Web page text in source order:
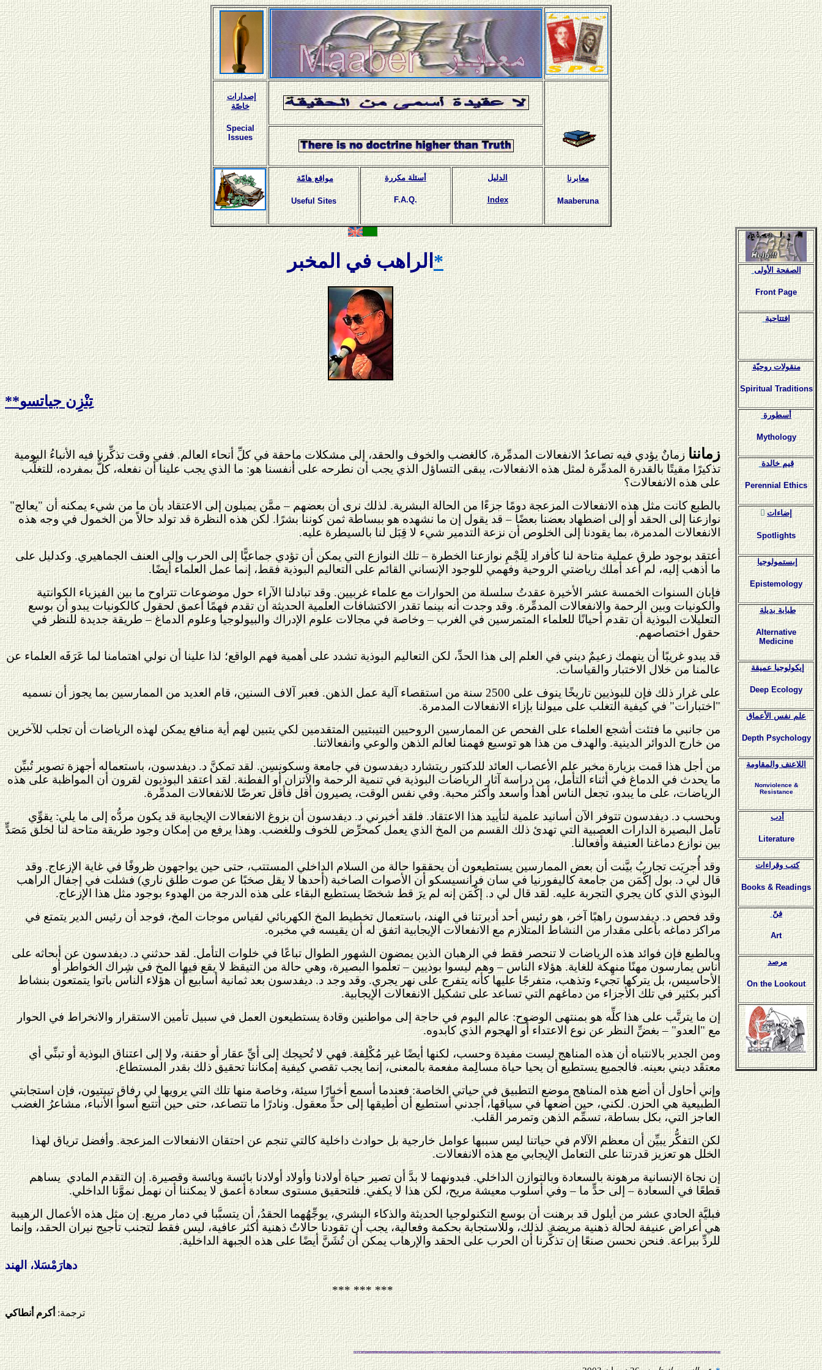
إصدارات
خاصّة
Special
Issues
مواقع هامّة
Useful Sites
أسئلة مكررة
F.A.Q.
الدليل
Index
معابرنا
Maaberuna
الراهب في المخبر*
تِنْزِن جياتسو**
زماننازمانٌ يؤدي فيه تصاعدُ الانفعالات المدمِّرة، كالغضب والخوف والحقد، إلى مشكلات ماحقة في كلِّ أنحاء العالم. ففي وقت تذكِّرنا فيه الأنباءُ اليومية
تذكيرًا مقيتًا بالقدرة المدمِّرة لمثل هذه الانفعالات، يبقى التساؤل الذي يجب أن نطرحه على أنفسنا هو: ما الذي يجب علينا أن نفعله، كلٌّ بمفرده، للتغلُّب
على هذه الانفعالات؟
بالطبع كانت مثل هذه الانفعالات المزعجة دومًا جزءًا من الحالة البشرية. لذلك نرى أن بعضهم – ممَّن يميلون إلى الاعتقاد بأن ما من شيء يمكنه أن "يعالج"
نوازعنا إلى الحقد أو إلى اضطهاد بعضنا بعضًا – قد يقول إن ما نشهده هو ببساطة ثمن كوننا بشرًا. لكن هذه النظرة قد تولد حالاً من الخمول في وجه هذه
الانفعالات المدمرة، بما يقودنا إلى الخلوص أن نزعة التدمير شيء لا قِبَل لنا بالسيطرة عليه.
أعتقد بوجود طرق عملية متاحة لنا كأفراد لِلَجْمِ نوازعنا الخطرة – تلك النوازع التي يمكن أن تؤدي جماعيًّا إلى الحرب وإلى العنف الجماهيري. وكدليل على
ما أذهب إليه، لم أعد أملك رياضتي الروحية وفهمي للوجود الإنساني القائم على التعاليم البوذية فقط، إنما عمل العلماء أيضًا.
فإبان السنوات الخمسة عشر الأخيرة عقدتُ سلسلة من الحوارات مع علماء غربيين. وقد تبادلنا الآراء حول موضوعات تتراوح ما بين الفيزياء الكوانتية
والكونيات وبين الرحمة والانفعالات المدمِّرة. وقد وجدت أنه بينما تقدر الاكتشافات العلمية الحديثة أن تقدم فهمًا أعمق لحقول كالكونيات يبدو أن بوسع
التعليلات البوذية أن تقدم أحيانًا للعلماء المتمرسين في الغرب – وخاصة في مجالات علوم الإدراك والبيولوجيا وعلوم الدماغ – طريقة جديدة للنظر في
حقول اختصاصهم.
قد يبدو غريبًا أن ينهمك زعيمٌ ديني في العلم إلى هذا الحدِّ، لكن التعاليم البوذية تشدد على أهمية فهم الواقع؛ لذا علينا أن نولي اهتمامنا لما عَرَفَه العلماء عن
عالمنا من خلال الاختبار والقياسات.
على غرار ذلك فإن للبوذيين تاريخًا ينوف على 2500 سنة من استقصاء آلية عمل الذهن. فعبر آلاف السنين، قام العديد من الممارسين بما يجوز أن نسميه
"اختبارات" في كيفية التغلب على ميولنا بإزاء الانفعالات المدمرة.
من جانبي ما فتئت أشجع العلماء على الفحص عن الممارسين الروحيين التيبتيين المتقدمين لكي يتبين لهم أية منافع يمكن لهذه الرياضات أن تجلب للآخرين
من خارج الدوائر الدينية. والهدف من هذا هو توسيع فهمنا لعالم الذهن والوعي وانفعالاتنا.
من أجل هذا قمت بزيارة مخبر علم الأعصاب العائد للدكتور ريتشارد ديفدسون في جامعة وِسكونسِن. لقد تمكنَّ د. ديفدسون، باستعماله أجهزة تصوير تُبيِّن
ما يحدث في الدماغ في أثناء التأمل، من دراسة آثار الرياضات البوذية في تنمية الرحمة والاتزان أو الفطنة. لقد اعتقد البوذيون لقرون أن المواظبة على هذه
الرياضات، على ما يبدو، تجعل الناس أهدأ وأسعد وأكثر محبة. وفي نفس الوقت، يصيرون أقل فأقل تعرضًا للانفعالات المدمِّرة.
وبحسب د. ديفدسون تتوفر الآن أسانيد علمية لتأييد هذا الاعتقاد. فلقد أخبرني د. ديفدسون أن بزوغ الانفعالات الإيجابية قد يكون مردُّه إلى ما يلي: يقوِّي
تأمل البصيرة الدارات العصبية التي تهدئ ذلك القسم من المخ الذي يعمل كمحرِّض للخوف وللغضب. وهذا يرفع من إمكان وجود طريقة متاحة لنا لخلق مَصَدٍّ
بين نوازع دماغنا العنيفة وأفعالنا.
وقد أُجرِيَت تجاربُ بيَّنت أن بعض الممارسين يستطيعون أن يحققوا حالة من السلام الداخلي المستتب، حتى حين يواجهون ظروفًا في غاية الإزعاج. وقد
قال لي د. بول إكْمَن من جامعة كاليفورنيا في سان فرانسيسكو أن الأصوات الصاخبة (أحدها لا يقل صخبًا عن صوت طلق ناري) فشلت في إجفال الراهب
البوذي الذي كان يجري التجربة عليه. لقد قال لي د. إكْمَن إنه لم يرَ قط شخصًا يستطيع البقاء على هذه الدرجة من الهدوء بوجود مثل هذا الإزعاج.
وقد فحص د. ديفدسون راهبًا آخر، هو رئيس أحد أديرتنا في الهند، باستعمال تخطيط المخ الكهربائي لقياس موجات المخ، فوجد أن رئيس الدير يتمتع في
مراكز دماغه بأعلى مقدار من النشاط المتلازم مع الانفعالات الإيجابية اتفق له أن يقيسه في مخبره.
وبالطبع فإن فوائد هذه الرياضات لا تنحصر فقط في الرهبان الذين يمضون الشهور الطوال تباعًا في خلوات التأمل. لقد حدثني د. ديفدسون عن أبحاثه على
أناس يمارسون مهنًا منهِكة للغاية. هؤلاء الناس – وهم ليسوا بوذيين – تعلَّموا البصيرة، وهي حالة من التيقظ لا يقع فيها المخ في شِراك الخواطر أو
الأحاسيس، بل يتركها تجيء وتذهب، متفرجًا عليها كأنه يتفرج على نهر يجري. وقد وجد د. ديفدسون بعد ثمانية أسابيع أن هؤلاء الناس باتوا يتمتعون بنشاط
أكبر بكثير في تلك الأجزاء من دماغهم التي تساعد على تشكيل الانفعالات الإيجابية.
إن ما يترتَّب على هذا كلِّه هو بمنتهى الوضوح: عالم اليوم في حاجة إلى مواطنين وقادة يستطيعون العمل في سبيل تأمين الاستقرار والانخراط في الحوار
مع "العدو" – بغضِّ النظر عن نوع الاعتداء أو الهجوم الذي كابدوه.
ومن الجدير بالانتباه أن هذه المناهج ليست مفيدة وحسب، لكنها أيضًا غير مُكْلِفة. فهي لا تُحيجك إلى أيِّ عقار أو حقنة، ولا إلى اعتناق البوذية أو تبنِّي أي
معتقَد ديني بعينه. فالجميع يستطيع أن يحيا حياة مسالِمة مفعمة بالمعنى، إنما يجب تقصي كيفية إمكاننا تحقيق ذلك بقدر المستطاع.
وإني أحاول أن أضع هذه المناهج موضع التطبيق في حياتي الخاصة: فعندما أسمع أخبارًا سيئة، وخاصة منها تلك التي يرويها لي رفاق تيبتيون، فإن استجابتي
الطبيعية هي الحزن. لكني، حين أضعها في سياقها، أجدني أستطيع أن أطيقها إلى حدٍّ معقول. ونادرًا ما تتصاعد، حتى حين أتتبع أسوأ الأنباء، مشاعرُ الغضب
العاجز التي، بكل بساطة، تسمِّم الذهن وتمرمر القلب.
لكن التفكُّر يبيِّن أن معظم الآلام في حياتنا ليس سببها عوامل خارجية بل حوادث داخلية كالتي تنجم عن احتقان الانفعالات المزعجة. وأفضل ترياق لهذا
الخلل هو تعزيز قدرتنا على التعامل الإيجابي مع هذه الانفعالات.
إن نجاة الإنسانية مرهونة بالسعادة وبالتوازن الداخلي. فبدونهما لا بدَّ أن تصير حياة أولادنا وأولاد أولادنا بائسة ويائسة وقصيرة. إن التقدم المادي يساهم
قطعًا في السعادة – إلى حدٍّ ما – وفي أسلوب معيشة مريح، لكن هذا لا يكفي. فلتحقيق مستوى سعادة أعمق لا يمكننا أن نهمل نموَّنا الداخلي.
فبليَّة الحادي عشر من أيلول قد برهنت أن بوسع التكنولوجيا الحديثة والذكاء البشري، يوجِّهُهما الحقدُ، أن يتسبَّبا في دمار مريع. إن مثل هذه الأعمال الرهيبة
هي أعراض عنيفة لحالة ذهنية مريضة. لذلك، وللاستجابة بحكمة وفعالية، يجب أن تقودنا حالاتٌ ذهنية أكثر عافية، ليس فقط لتجنب تأجيج نيران الحقد، وإنما
للردِّ ببراعة. فنحن نحسن صنعًا إن تذكَّرنا أن الحرب على الحقد والإرهاب يمكن أن تُشَنَّ أيضًا على هذه الجبهة الداخلية.
دهارَمْسَلا، الهند
*** *** ***
ترجمة:أكرم أنطاكي
الصفحة الأولى
Front Page
افتتاحية
منقولات روحيّة
Spiritual Traditions
أسطورة
Mythology
قيم خالدة
Perennial Ethics
ٍإضاءات
Spotlights
إبستمولوجيا
Epistemology
طبابة بديلة
Alternative
Medicine
إيكولوجيا عميقة
Deep Ecology
علم نفس الأعماق
Depth Psychology
اللاعنف والمقاومة
Nonviolence &
Resistance
أدب
Literature
كتب وقراءات
Books & Readings
فنّ
Art
مرصد
On the Lookout